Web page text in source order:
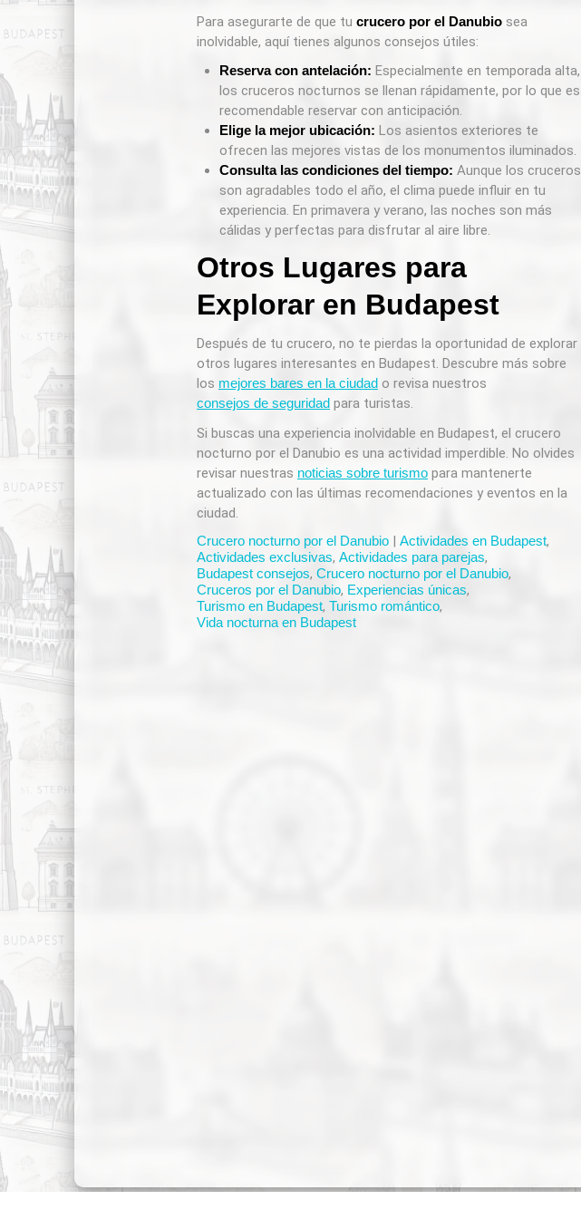
Para asegurarte de que tu crucero por el Danubio sea
inolvidable, aquí tienes algunos consejos útiles:
Reserva con antelación: Especialmente en temporada alta,
los cruceros nocturnos se llenan rápidamente, por lo que es
recomendable reservar con anticipación.
Elige la mejor ubicación: Los asientos exteriores te
ofrecen las mejores vistas de los monumentos iluminados.
Consulta las condiciones del tiempo: Aunque los cruceros
son agradables todo el año, el clima puede influir en tu
experiencia. En primavera y verano, las noches son más
cálidas y perfectas para disfrutar al aire libre.
Otros Lugares para
Explorar en Budapest
Después de tu crucero, no te pierdas la oportunidad de explorar
otros lugares interesantes en Budapest. Descubre más sobre
los mejores bares en la ciudad o revisa nuestros
consejos de seguridad para turistas.
Si buscas una experiencia inolvidable en Budapest, el crucero
nocturno por el Danubio es una actividad imperdible. No olvides
revisar nuestras noticias sobre turismo para mantenerte
actualizado con las últimas recomendaciones y eventos en la
ciudad.
Crucero nocturno por el Danubio | Actividades en Budapest,
Actividades exclusivas, Actividades para parejas,
Budapest consejos, Crucero nocturno por el Danubio,
Cruceros por el Danubio, Experiencias únicas,
Turismo en Budapest, Turismo romántico,
Vida nocturna en Budapest